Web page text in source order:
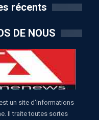
récents
DE NOUS
un site d'informations
Il traite toutes sortes